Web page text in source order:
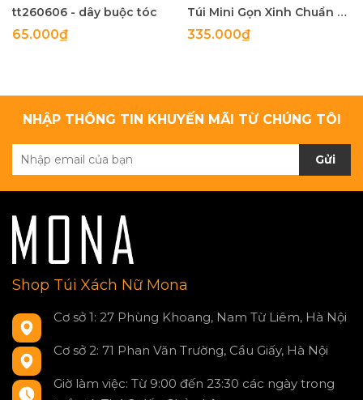
tt260606 - dây buộc tóc
65.000₫
Túi Mini Gọn Xinh Chuẩn Gu - tt260518
335.000₫
NHẬP THÔNG TIN KHUYẾN MÃI TỪ CHÚNG TÔI
Gửi
Shop Túi Xách Nữ Mona
Cơ sở 1: 27 Phùng Khoang, Nam Từ Liêm, Hà Nội
Cơ sở 2: 71 Phan Văn Trường, Cầu Giấy, Hà Nội
Giờ làm việc: Từ 9:00 đến 23:30 các ngày trong